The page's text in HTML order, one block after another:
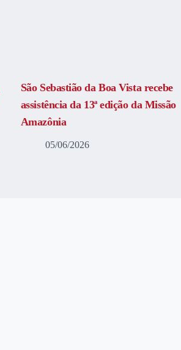
São Sebastião da Boa Vista recebe
assistência da 13ª edição da Missão
Amazônia
05/06/2026